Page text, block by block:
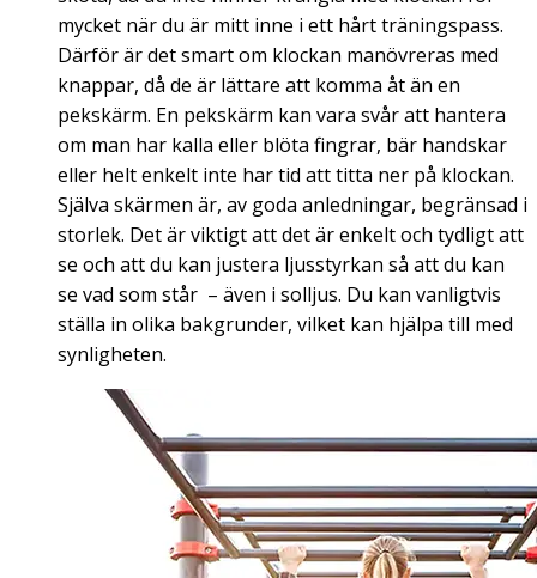
mycket när du är mitt inne i ett hårt träningspass.
Därför är det smart om klockan manövreras med
knappar, då de är lättare att komma åt än en
pekskärm. En pekskärm kan vara svår att hantera
om man har kalla eller blöta fingrar, bär handskar
eller helt enkelt inte har tid att titta ner på klockan.
Själva skärmen är, av goda anledningar, begränsad i
storlek. Det är viktigt att det är enkelt och tydligt att
se och att du kan justera ljusstyrkan så att du kan
se vad som står – även i solljus. Du kan vanligtvis
ställa in olika bakgrunder, vilket kan hjälpa till med
synligheten.